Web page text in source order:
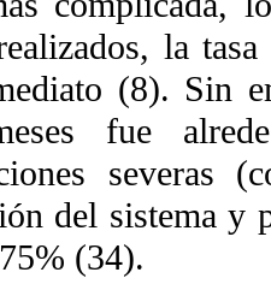
la
(8). Sin
fue
severas
del sistema y
(34).